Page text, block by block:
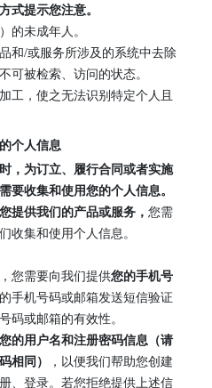
式提示您注意。
的未成年人。
和/或服务所涉及的系统中去除
可被检索、访问的状态。
工，使之无法识别特定个人且
个人信息
，为订立、履行合同或者实施
要收集和使用您的个人信息。
提供我们的产品或服务， 您需
收集和使用个人信息。
您需要向我们提供您的手机号
手机号码或邮箱发送短信验证
码或邮箱的有效性。
您的用户名和注册密码信息 （请
相同 ）
，以便我们帮助您创建
、登录。若您拒绝提供上述信